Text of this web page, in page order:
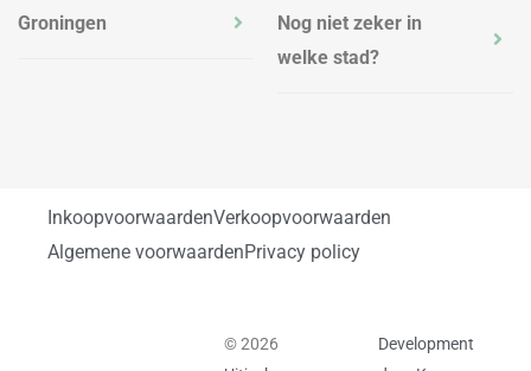
Groningen
Nog niet zeker in
welke stad?
InkoopvoorwaardenVerkoopvoorwaarden
Algemene voorwaardenPrivacy policy
© 2026
Development